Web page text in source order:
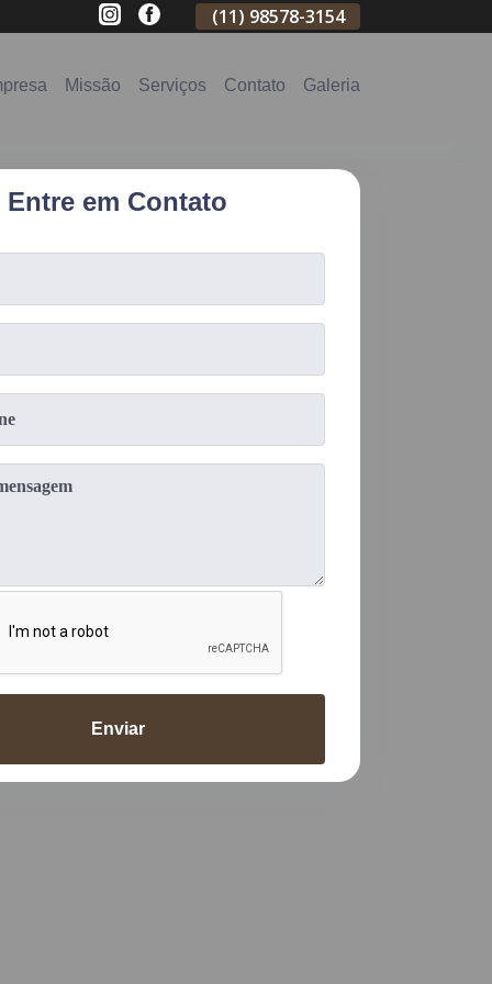
2796-3704 (11) 98578-3154
Missão Serviços Contato Galeria
Entre em Contato
Enviar